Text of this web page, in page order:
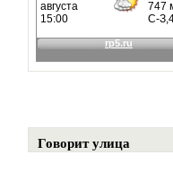
Говорит улица